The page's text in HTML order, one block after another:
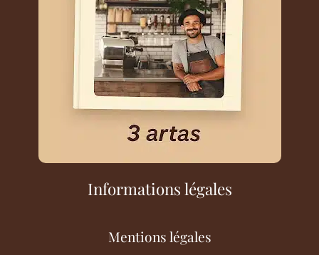
Informations légales
Mentions légales